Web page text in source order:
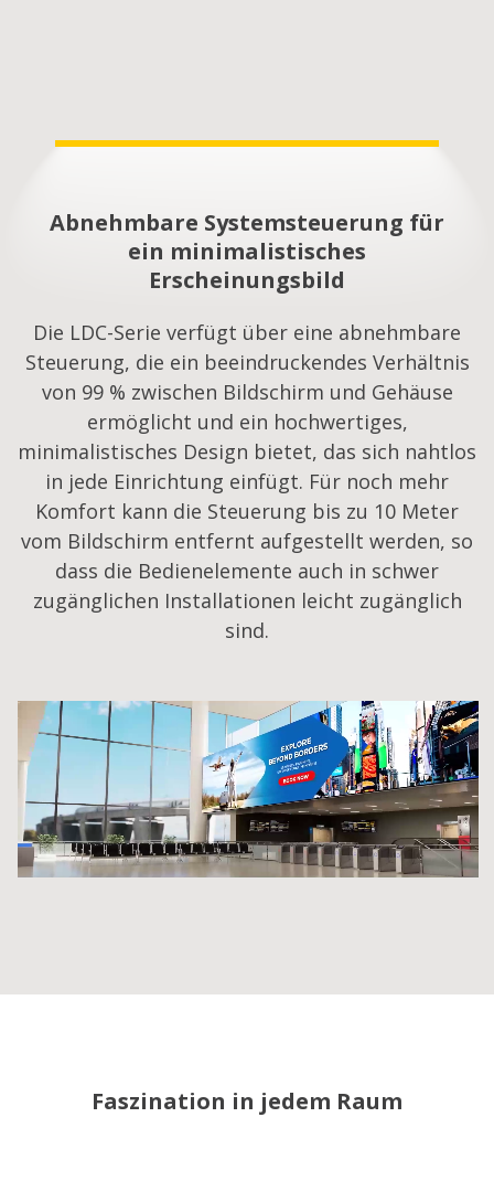
Abnehmbare Systemsteuerung für
ein minimalistisches
Erscheinungsbild
Die LDC-Serie verfügt über eine abnehmbare
Steuerung, die ein beeindruckendes Verhältnis
von 99 % zwischen Bildschirm und Gehäuse
ermöglicht und ein hochwertiges,
minimalistisches Design bietet, das sich nahtlos
in jede Einrichtung einfügt. Für noch mehr
Komfort kann die Steuerung bis zu 10 Meter
vom Bildschirm entfernt aufgestellt werden, so
dass die Bedienelemente auch in schwer
zugänglichen Installationen leicht zugänglich
sind.
Faszination in jedem Raum